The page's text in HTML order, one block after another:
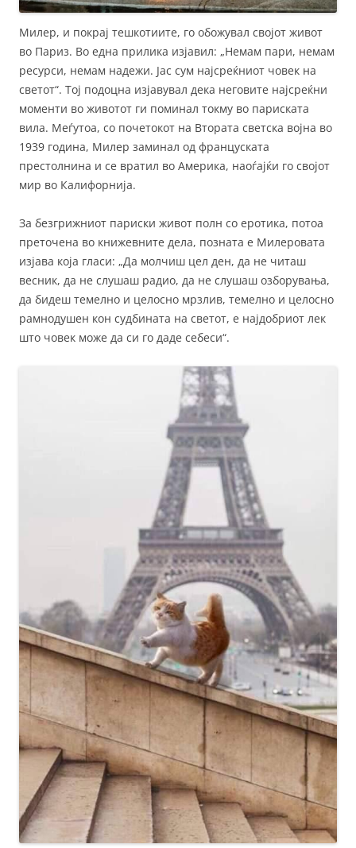
Милер, и покрај тешкотиите, го обожувал својот живот
во Париз. Во една прилика изјавил: „Немам пари, немам
ресурси, немам надежи. Јас сум најсреќниот човек на
светот“. Тој подоцна изјавувал дека неговите најсреќни
моменти во животот ги поминал токму во париската
вила. Меѓутоа, со почетокот на Втората светска војна во
1939 година, Милер заминал од француската
престолнина и се вратил во Америка, наоѓајќи го својот
мир во Калифорнија.
За безгрижниот париски живот полн со еротика, потоа
преточена во книжевните дела, позната е Милеровата
изјава која гласи: „Да молчиш цел ден, да не читаш
весник, да не слушаш радио, да не слушаш озборувања,
да бидеш темелно и целосно мрзлив, темелно и целосно
рамнодушен кон судбината на светот, е најдобриот лек
што човек може да си го даде себеси“.